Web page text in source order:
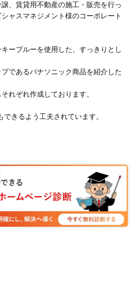
、賃貸用不動産の施工・販売を行っ
ャスマネジメント様のコーポレート
ーブルーを使用した、すっきりとし
であるパナソニック商品を紹介した
れぞれ作成しております。
きるよう工夫されています。